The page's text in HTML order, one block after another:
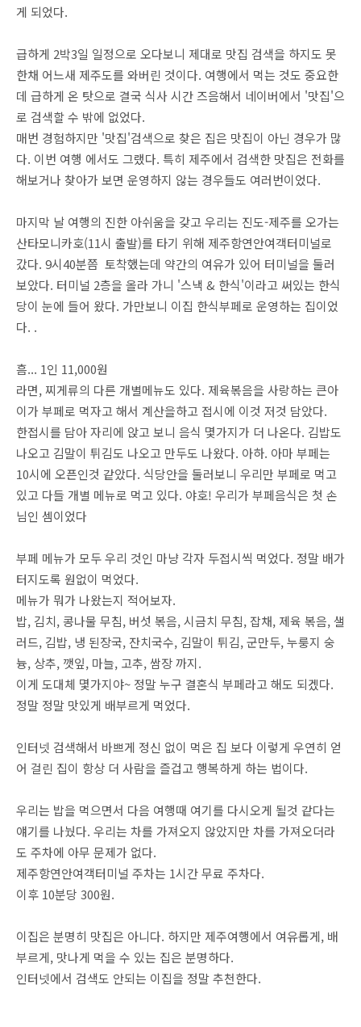
게 되었다.
급하게 2박3일 일정으로 오다보니 제대로 맛집 검색을 하지도 못
한채 어느새 제주도를 와버린 것이다. 여행에서 먹는 것도 중요한
데 급하게 온 탓으로 결국 식사 시간 즈음해서 네이버에서 '맛집'으
로 검색할 수 밖에 없었다.
매번 경험하지만 '맛집'검색으로 찾은 집은 맛집이 아닌 경우가 많
다. 이번 여행 에서도 그랬다. 특히 제주에서 검색한 맛집은 전화를
해보거나 찾아가 보면 운영하지 않는 경우들도 여러번이었다.
마지막 날 여행의 진한 아쉬움을 갖고 우리는 진도-제주를 오가는
산타모니카호(11시 출발)를 타기 위해 제주항연안여객터미널로
갔다. 9시40분쯤 토착했는데 약간의 여유가 있어 터미널을 둘러
보았다. 터미널 2층을 올라 가니 '스낵 & 한식'이라고 써있는 한식
당이 눈에 들어 왔다. 가만보니 이집 한식부페로 운영하는 집이었
다. .
흠... 1인 11,000원
라면, 찌게류의 다른 개별메뉴도 있다. 제육볶음을 사랑하는 큰아
이가 부페로 먹자고 해서 계산을하고 접시에 이것 저것 담았다.
한접시를 담아 자리에 앉고 보니 음식 몇가지가 더 나온다. 김밥도
나오고 김말이 튀김도 나오고 만두도 나왔다. 아하. 아마 부페는
10시에 오픈인것 같았다. 식당안을 둘러보니 우리만 부페로 먹고
있고 다들 개별 메뉴로 먹고 있다. 야호! 우리가 부페음식은 첫 손
님인 셈이었다
부페 메뉴가 모두 우리 것인 마냥 각자 두접시씩 먹었다. 정말 배가
터지도록 원없이 먹었다.
메뉴가 뭐가 나왔는지 적어보자.
밥, 김치, 콩나물 무침, 버섯 볶음, 시금치 무침, 잡채, 제육 볶음, 샐
러드, 김밥, 냉 된장국, 잔치국수, 김말이 튀김, 군만두, 누룽지 숭
늉, 상추, 깻잎, 마늘, 고추, 쌈장 까지.
이게 도대체 몇가지야~ 정말 누구 결혼식 부페라고 해도 되겠다.
정말 정말 맛있게 배부르게 먹었다.
인터넷 검색해서 바쁘게 정신 없이 먹은 집 보다 이렇게 우연히 얻
어 걸린 집이 항상 더 사람을 즐겁고 행복하게 하는 법이다.
우리는 밥을 먹으면서 다음 여행때 여기를 다시오게 될것 같다는
얘기를 나눴다. 우리는 차를 가져오지 않았지만 차를 가져오더라
도 주차에 아무 문제가 없다.
제주항연안여객터미널 주차는 1시간 무료 주차다.
이후 10분당 300원.
이집은 분명히 맛집은 아니다. 하지만 제주여행에서 여유롭게, 배
부르게, 맛나게 먹을 수 있는 집은 분명하다.
인터넷에서 검색도 안되는 이집을 정말 추천한다.